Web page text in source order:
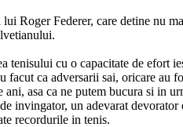
Roger Federer, care detine nu
tenisului cu o capacitate de efort
facut ca adversarii sai, oricare au
asa ca ne putem bucura si in
invingator, un adevarat
recordurile in tenis.